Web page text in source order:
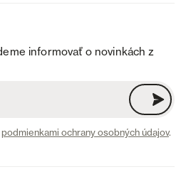
informovať o novinkách z
podmienkami ochrany osobných údajov.